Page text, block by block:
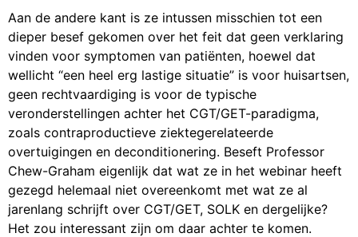
Aan de andere kant is ze intussen misschien tot een
dieper besef gekomen over het feit dat geen verklaring
vinden voor symptomen van patiënten, hoewel dat
wellicht “een heel erg lastige situatie” is voor huisartsen,
geen rechtvaardiging is voor de typische
veronderstellingen achter het CGT/GET-paradigma,
zoals contraproductieve ziektegerelateerde
overtuigingen en deconditionering. Beseft Professor
Chew-Graham eigenlijk dat wat ze in het webinar heeft
gezegd helemaal niet overeenkomt met wat ze al
jarenlang schrijft over CGT/GET, SOLK en dergelijke?
Het zou interessant zijn om daar achter te komen.